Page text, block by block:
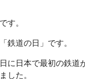
す。
鉄道の日」です。
に日本で最初の鉄道
した。